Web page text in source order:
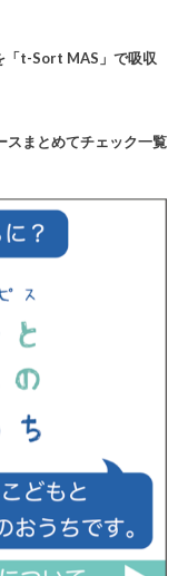
「t-Sort MAS」で吸収
スまとめてチェック一覧